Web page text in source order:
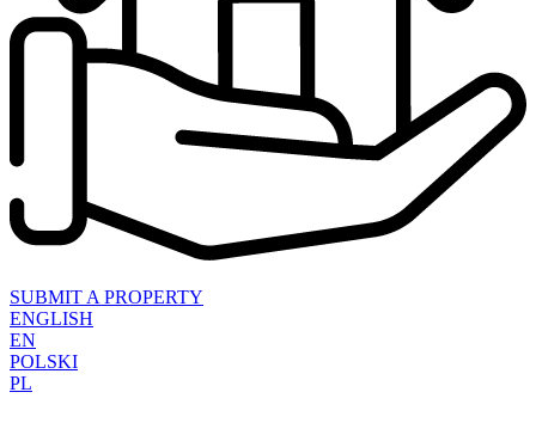
SUBMIT A PROPERTY
ENGLISH
EN
POLSKI
PL